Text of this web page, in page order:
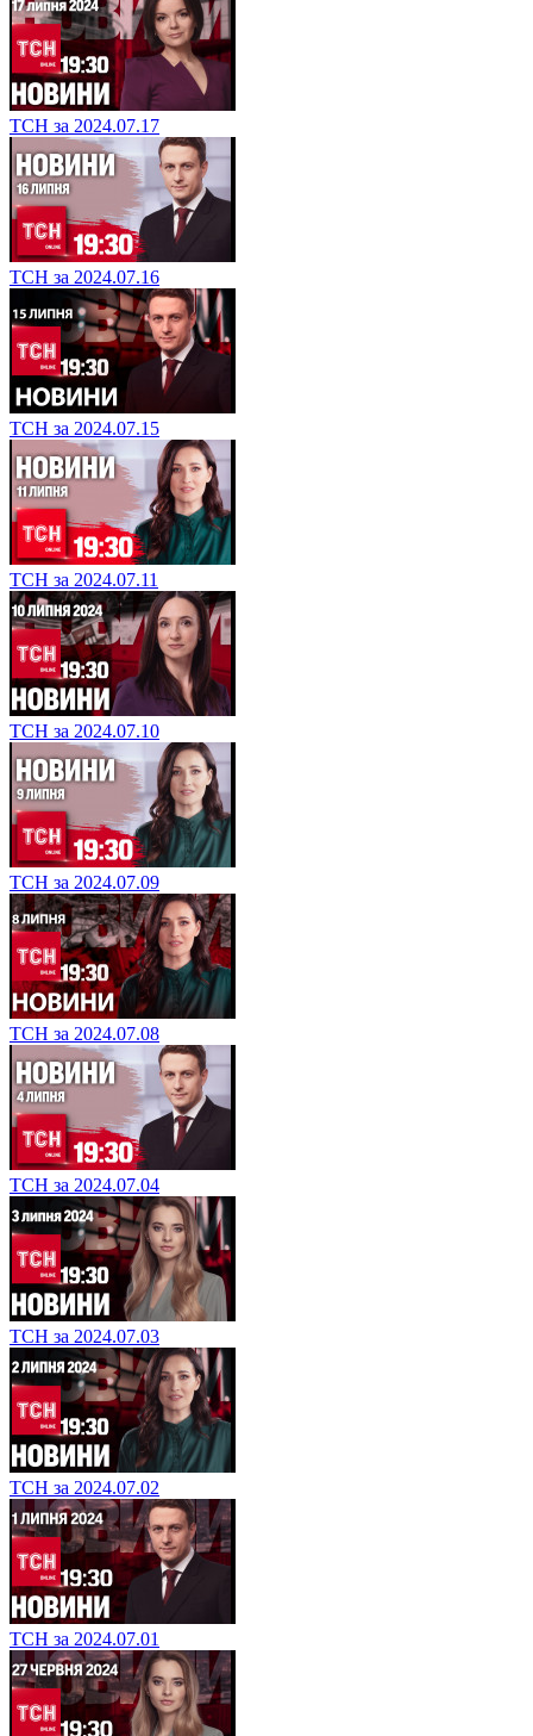
ТСН за 2024.07.17
ТСН за 2024.07.16
ТСН за 2024.07.15
ТСН за 2024.07.11
ТСН за 2024.07.10
ТСН за 2024.07.09
ТСН за 2024.07.08
ТСН за 2024.07.04
ТСН за 2024.07.03
ТСН за 2024.07.02
ТСН за 2024.07.01